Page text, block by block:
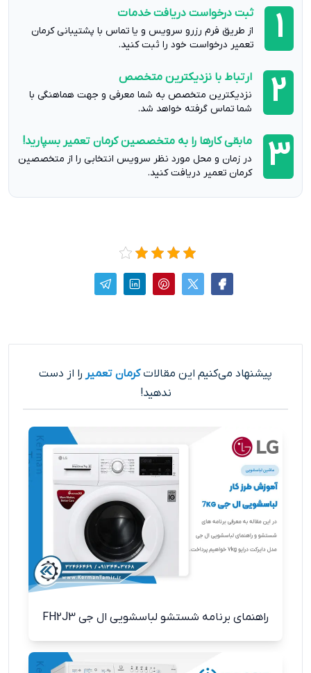
1 ثبت درخواست دریافت خدمات
از طریق فرم رزرو سرویس و یا تماس با پشتیبانی کرمان
تعمیر درخواست خود را ثبت کنید.
2 ارتباط با نزدیکترین متخصص
نزدیکترین متخصص به شما معرفی و جهت هماهنگی با
شما تماس گرفته خواهد شد.
3 مابقی کارها را به متخصصین کرمان تعمیر بسپارید!
در زمان و محل مورد نظر سرویس انتخابی را از متخصصین
کرمان تعمیر دریافت کنید.
پیشنهاد می‌کنیم این مقالاتکرمان تعمیر را از دست
ندهید!
راهنمای برنامه شستشو لباسشویی ال جی FH2J3